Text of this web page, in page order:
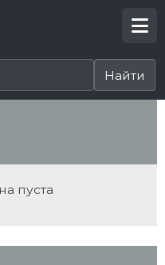
пуста